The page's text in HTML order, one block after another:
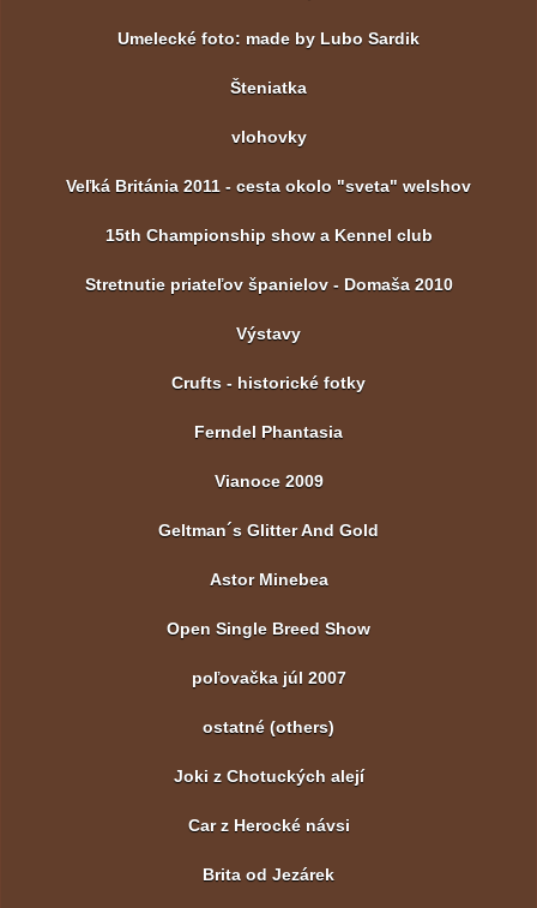
Umelecké foto: made by Lubo Sardik
Šteniatka
vlohovky
Veľká Británia 2011 - cesta okolo "sveta" welshov
15th Championship show a Kennel club
Stretnutie priateľov španielov - Domaša 2010
Výstavy
Crufts - historické fotky
Ferndel Phantasia
Vianoce 2009
Geltman´s Glitter And Gold
Astor Minebea
Open Single Breed Show
poľovačka júl 2007
ostatné (others)
Joki z Chotuckých alejí
Car z Herocké návsi
Brita od Jezárek